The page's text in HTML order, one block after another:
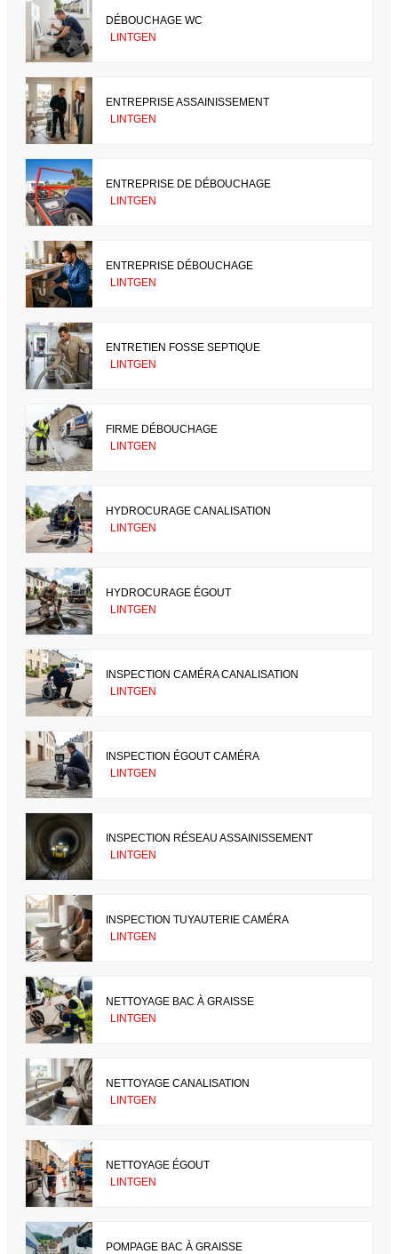
DÉBOUCHAGE WC
LINTGEN
ENTREPRISE ASSAINISSEMENT
LINTGEN
ENTREPRISE DE DÉBOUCHAGE
LINTGEN
ENTREPRISE DÉBOUCHAGE
LINTGEN
ENTRETIEN FOSSE SEPTIQUE
LINTGEN
FIRME DÉBOUCHAGE
LINTGEN
HYDROCURAGE CANALISATION
LINTGEN
HYDROCURAGE ÉGOUT
LINTGEN
INSPECTION CAMÉRA CANALISATION
LINTGEN
INSPECTION ÉGOUT CAMÉRA
LINTGEN
INSPECTION RÉSEAU ASSAINISSEMENT
LINTGEN
INSPECTION TUYAUTERIE CAMÉRA
LINTGEN
NETTOYAGE BAC À GRAISSE
LINTGEN
NETTOYAGE CANALISATION
LINTGEN
NETTOYAGE ÉGOUT
LINTGEN
POMPAGE BAC À GRAISSE